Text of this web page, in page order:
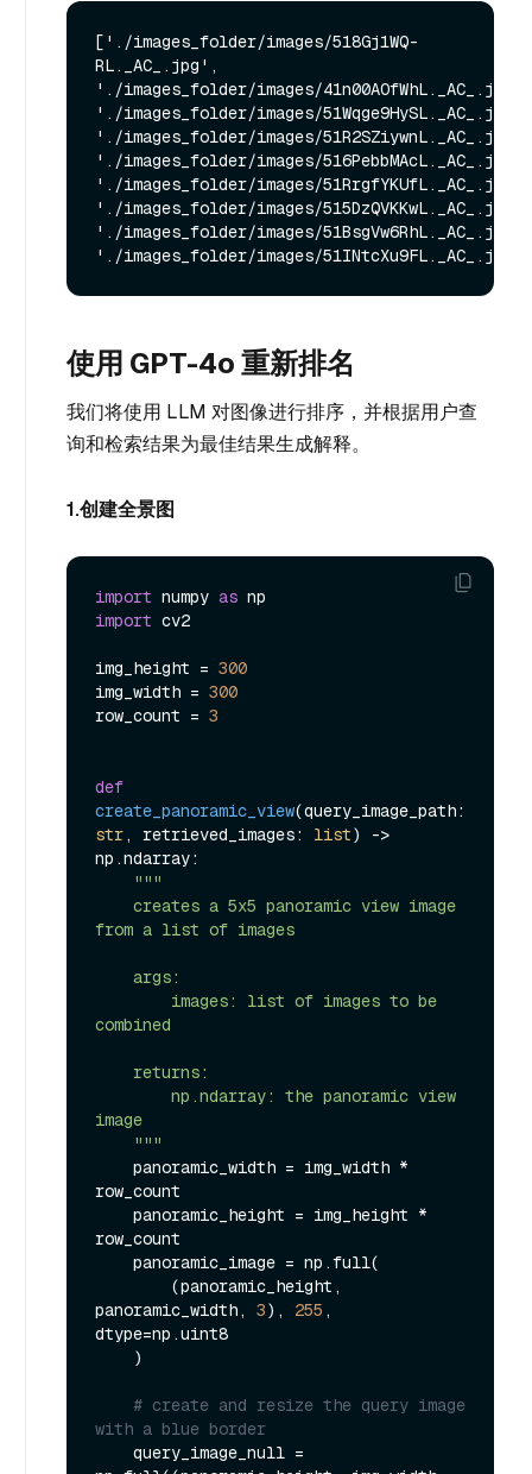
['./images_folder/images/518Gj1WQ-
RL._AC_.jpg',
'./images_folder/images/41n00AOfWhL._AC_.jpg',
'./images_folder/images/51Wqge9HySL._AC_.jpg',
'./images_folder/images/51R2SZiywnL._AC_.jpg',
'./images_folder/images/516PebbMAcL._AC_.jpg',
'./images_folder/images/51RrgfYKUfL._AC_.jpg',
'./images_folder/images/515DzQVKKwL._AC_.jpg',
'./images_folder/images/51BsgVw6RhL._AC_.jpg',
使用 GPT-4o 重新排名
我们将使用 LLM 对图像进行排序，并根据用户查
询和检索结果为最佳结果生成解释。
1.创建全景图
import numpy as
import cv2
img_height = 300
img_width = 300
row_count = 3
def
create_panoramic_view(
str, retrieved_images: list) ->
np.ndarray:
"""
from a list of images
combined
image
    """
row_count
row_count
panoramic_width, 3), 255 ,
dtype=np.uint8
# create and resize the query image
with a blue border